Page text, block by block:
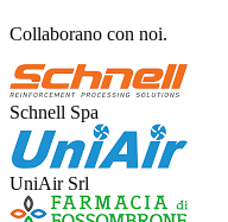
Collaborano con noi.
Schnell Spa
UniAir Srl